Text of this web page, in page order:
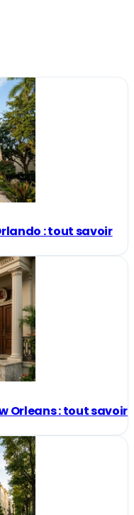
: tout savoir
Orleans : tout savoir